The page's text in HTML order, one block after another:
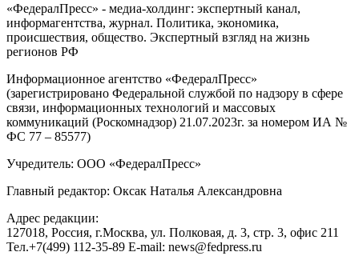
«ФедералПресс» - медиа-холдинг: экспертный канал,
информагентства, журнал. Политика, экономика,
происшествия, общество. Экспертный взгляд на жизнь
регионов РФ
Информационное агентство «ФедералПресс»
(зарегистрировано Федеральной службой по надзору в сфере
связи, информационных технологий и массовых
коммуникаций (Роскомнадзор) 21.07.2023г. за номером ИА №
ФС 77 – 85577)
Учредитель: ООО «ФедералПресс»
Главный редактор: Оксак Наталья Александровна
Адрес редакции:
127018, Россия, г.Москва, ул. Полковая, д. 3, стр. 3, офис 211
Тел.+7(499) 112-35-89 E-mail: news@fedpress.ru